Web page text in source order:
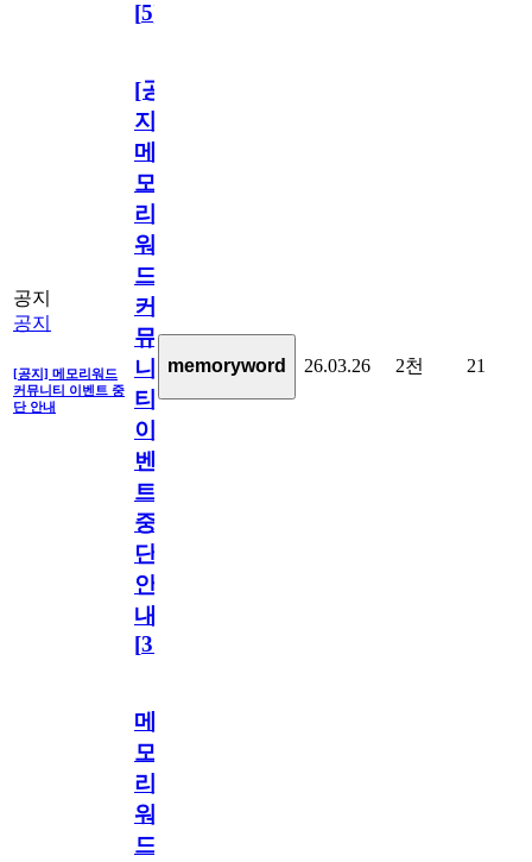
[5]
공지
공지
[공지] 메모리워드
커뮤니티 이벤트 중
단 안내
[공
지]
메
모
리
워
드
커
뮤
니
티
이
벤
트
중
단
안
내
[31
memoryword 26.03.26 2천 21
메
모
리
워
드